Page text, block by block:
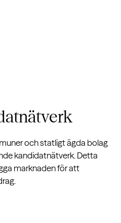
och statligt ägda bolag
kandidatnätverk. Detta
marknaden för att